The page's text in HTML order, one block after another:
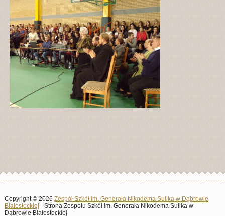
Copyright © 2026 Zespół Szkół im. Generała Nikodema Sulika w Dąbrowie
Białostockiej - Strona Zespołu Szkół im. Generała Nikodema Sulika w
Dąbrowie Białostockiej